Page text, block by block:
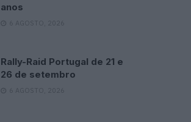
anos
6 AGOSTO, 2026
Rally-Raid Portugal de 21 e
26 de setembro
6 AGOSTO, 2026